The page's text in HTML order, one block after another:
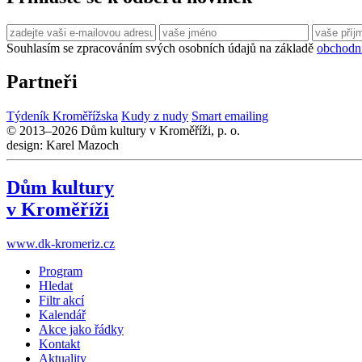
Souhlasím se zpracováním svých osobních údajů na základě
Partneři
Týdeník Kroměřížska Kudy z nudy Smart emailing
© 2013–2026 Dům kultury v Kroměříži, p. o.
design: Karel Mazoch
Dům kultury
v Kroměříži
www.dk-kromeriz.cz
Program
Hledat
Filtr akcí
Kalendář
Akce jako řádky
Kontakt
Aktuality